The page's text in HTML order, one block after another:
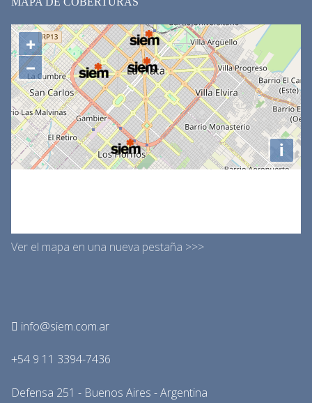
Ver el mapa en una nueva pestaña >>>
info@siem.com.ar
+54 9 11 3394-7436
Defensa 251 - Buenos Aires - Argentina